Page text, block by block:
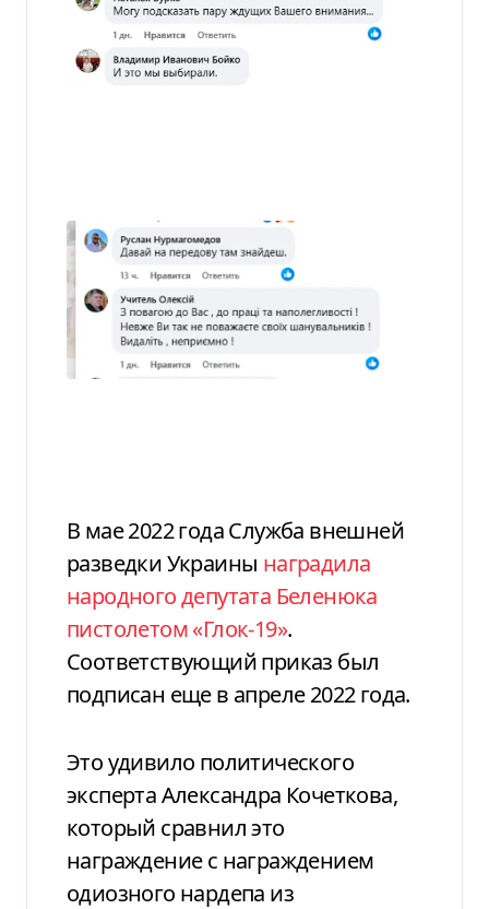
В мае 2022 года Служба внешней
разведки Украины наградила
народного депутата Беленюка
пистолетом «Глок-19».
Соответствующий приказ был
подписан еще в апреле 2022 года.
Это удивило политического
эксперта Александра Кочеткова,
который сравнил это
награждение с награждением
одиозного нардепа из